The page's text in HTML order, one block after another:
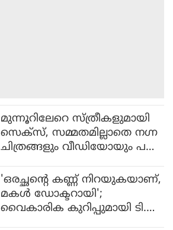
മുന്നൂറിലേറെ സ്ത്രീകളുമായി
സെക്‌സ്, സമ്മതമില്ലാതെ നഗ്ന
ചിത്രങ്ങളും വീഡിയോയും പക
സ്റ്റിലായ യുവാവിന് പ്രായം 23 !
'ഒരച്ഛന്റെ കണ്ണ് നിറയുകയാണ്,
മകള്‍ ഡോക്ടറായി';
വൈകാരിക കുറിപ്പുമായി ടി.എ